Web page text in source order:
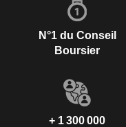
N°1 du Conseil
Boursier
+ 1 300 000